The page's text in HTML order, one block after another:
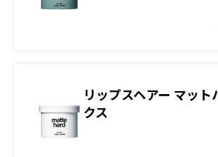
リップスヘアー マット
クス